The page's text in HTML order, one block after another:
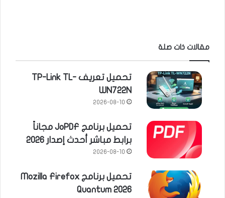
مقالات ذات صلة
تحميل تعريف TP-Link TL-
WN722N
2026-08-10
تحميل برنامج JoPDF مجاناً
برابط مباشر أحدث إصدار 2026
2026-08-10
تحميل برنامج Mozilla Firefox
Quantum 2026